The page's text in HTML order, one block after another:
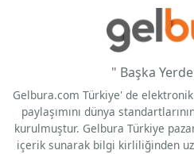
" Başka
Gelbura.com Türkiye' de
paylaşımını dünya
kurulmuştur. Gelbura Türkiye
içerik sunarak bilgi kirliliğinden